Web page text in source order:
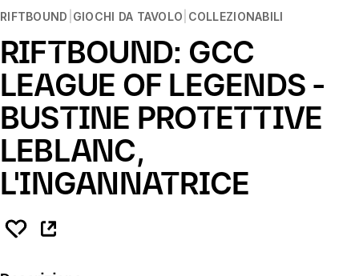
RIFTBOUND GIOCHI DA TAVOLO COLLEZIONABILI
RIFTBOUND: GCC
LEAGUE OF LEGENDS -
BUSTINE PROTETTIVE
LEBLANC,
L'INGANNATRICE